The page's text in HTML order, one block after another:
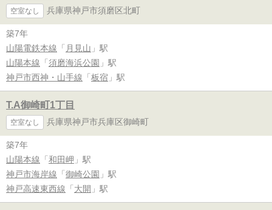
空室なし 兵庫県神戸市須磨区北町
築7年
山陽電鉄本線 「 月見山 」駅
山陽本線 「 須磨海浜公園 」駅
神戸市西神・山手線 「 板宿 」駅
T.A御崎町1丁目
空室なし 兵庫県神戸市兵庫区御崎町
築7年
山陽本線 「 和田岬 」駅
神戸市海岸線 「 御崎公園 」駅
神戸高速東西線 「 大開 」駅